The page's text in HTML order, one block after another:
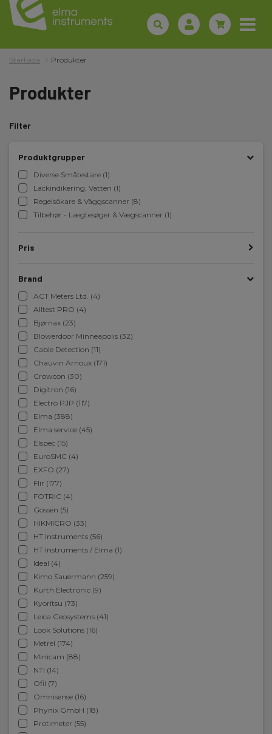
Startsida Produkter
Produkter
Filter
Produktgrupper
Diverse Småtestare (1)
Läckindikering, Vatten (1)
Regelsökare & Väggscanner (8)
Tilbehør - Lægtesøger & Vægscanner (1)
Pris
Brand
ACT Meters Ltd. (4)
Alltest PRO (4)
Bjørnax (23)
Blowerdoor Minneapolis (32)
Cable Detection (11)
Chauvin Arnoux (171)
Crowcon (30)
Digitron (16)
Electro PJP (117)
Elma (388)
Elma service (45)
Elspec (15)
EuroSMC (4)
EXFO (27)
Flir (177)
FOTRIC (4)
Gossen (5)
HIKMICRO (33)
HT Instruments (56)
HT Instruments / Elma (1)
Ideal (4)
Kimo Sauermann (259)
Kurth Electronic (9)
Kyoritsu (73)
Leica Geosystems (41)
Look Solutions (16)
Metrel (174)
Minicam (88)
NTI (14)
Ofil (7)
Omnisense (16)
Phynix GmbH (18)
Protimeter (55)